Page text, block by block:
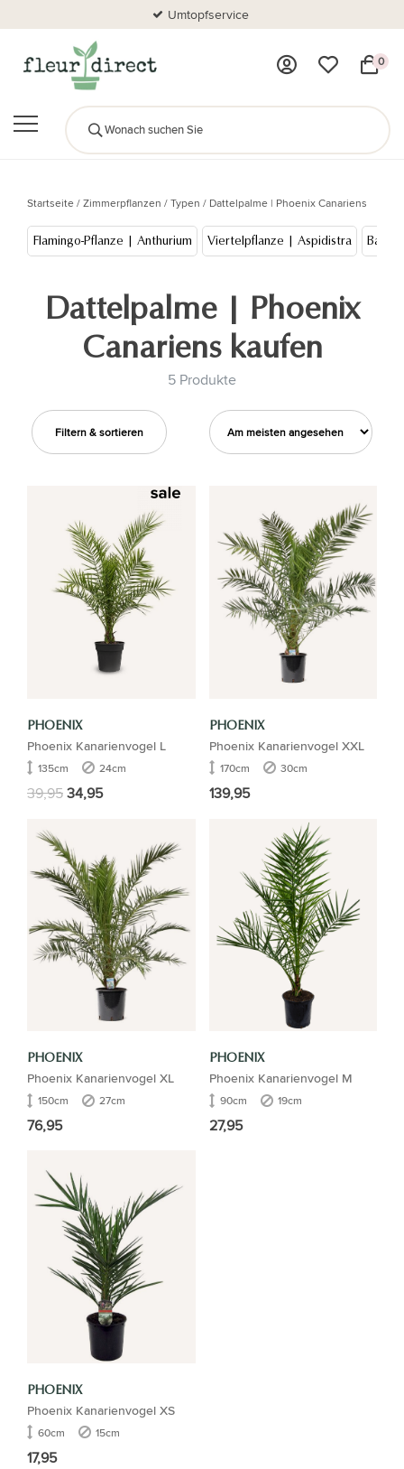
Umtopfservice
0
Startseite/Zimmerpflanzen /Typen / Dattelpalme | Phoenix Canariens
Flamingo-Pflanze | Anthurium Viertelpflanze | Aspidistra
Dattelpalme | Phoenix
Canariens kaufen
5 Produkte
Filtern & sortieren
PHOENIX
Phoenix Kanarienvogel L
135cm 24cm
39,9534,95
PHOENIX
Phoenix Kanarienvogel XXL
170cm 30cm
139,95
PHOENIX
Phoenix Kanarienvogel XL
150cm 27cm
76,95
PHOENIX
Phoenix Kanarienvogel M
90cm 19cm
27,95
PHOENIX
Phoenix Kanarienvogel XS
60cm 15cm
17,95